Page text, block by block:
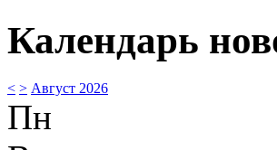
Календарь
< > Август 2026
Пн